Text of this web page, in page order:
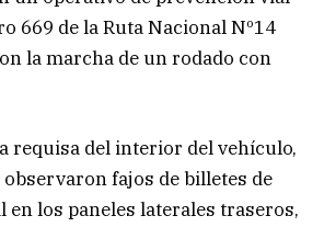
669 de la Ruta Nacional Nº14
la marcha de un rodado con
requisa del interior del vehículo,
fajos de billetes de
en los paneles laterales traseros,